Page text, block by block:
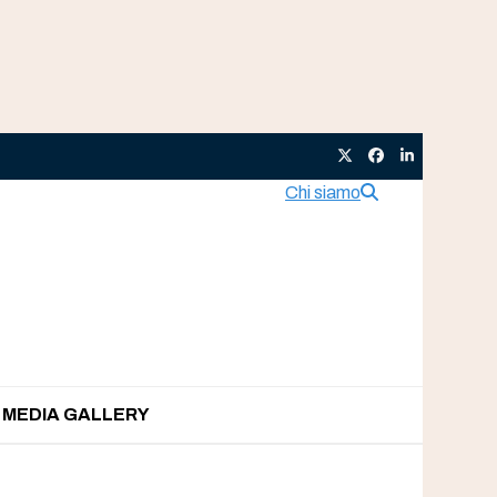
TwitterFacebook
LinkedIn
Chi siamo
MEDIA GALLERY